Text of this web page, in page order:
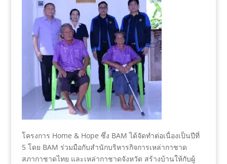
โครงการ Home & Hope ซึ่ง BAM ได้จัดทำต่อเนื่องเป็นปีที่
5 โดย BAM ร่วมมือกับสำนักบริหารกิจการเหล่ากาชาด
สภากาชาดไทย และเหล่ากาชาดจังหวัด สร้างบ้านให้กับผู้